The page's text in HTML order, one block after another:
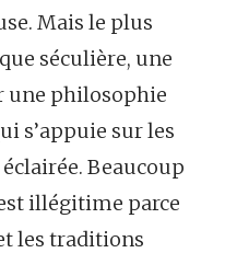
Mais le plus
séculière, une
une philosophie
s’appuie sur les
Beaucoup
illégitime parce
les traditions